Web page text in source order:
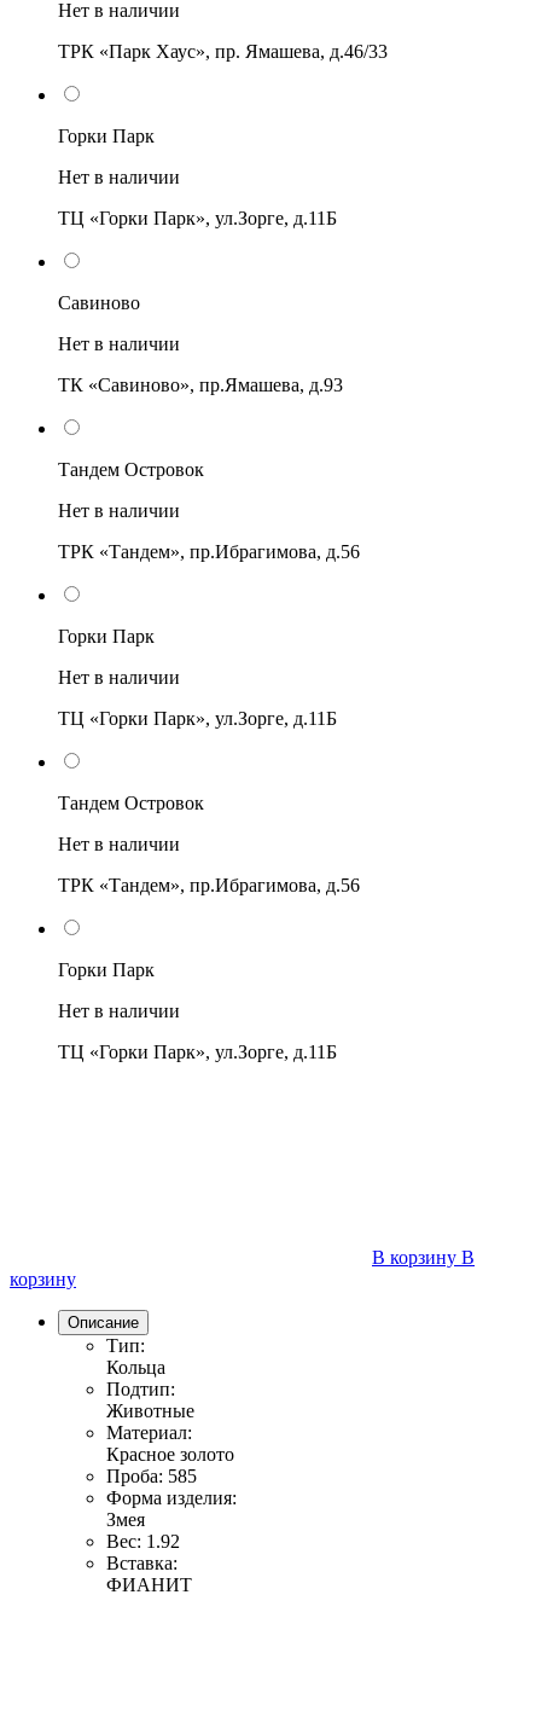
Нет в наличии
ТРК «Парк Хаус», пр. Ямашева, д.46/33
Горки Парк
Нет в наличии
ТЦ «Горки Парк», ул.Зорге, д.11Б
Савиново
Нет в наличии
ТК «Савиново», пр.Ямашева, д.93
Тандем Островок
Нет в наличии
ТРК «Тандем», пр.Ибрагимова, д.56
Горки Парк
Нет в наличии
ТЦ «Горки Парк», ул.Зорге, д.11Б
Тандем Островок
Нет в наличии
ТРК «Тандем», пр.Ибрагимова, д.56
Горки Парк
Нет в наличии
ТЦ «Горки Парк», ул.Зорге, д.11Б
В корзину В
корзину
Описание
Тип:
Кольца
Подтип:
Животные
Материал:
Красное золото
Проба: 585
Форма изделия:
Змея
Вес: 1.92
Вставка:
ФИАНИТ